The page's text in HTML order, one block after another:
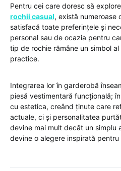
Pentru cei care doresc să
rochii casual, există numeroase
satisfacă toate preferințele și
personal sau de ocazia pentru
tip de rochie rămâne un simbol
practice.
Integrarea lor în garderobă
piesă vestimentară funcțională;
cu estetica, creând ținute care
actuale, ci și personalitatea
devine mai mult decât un simplu
devine o alegere inspirată pentru